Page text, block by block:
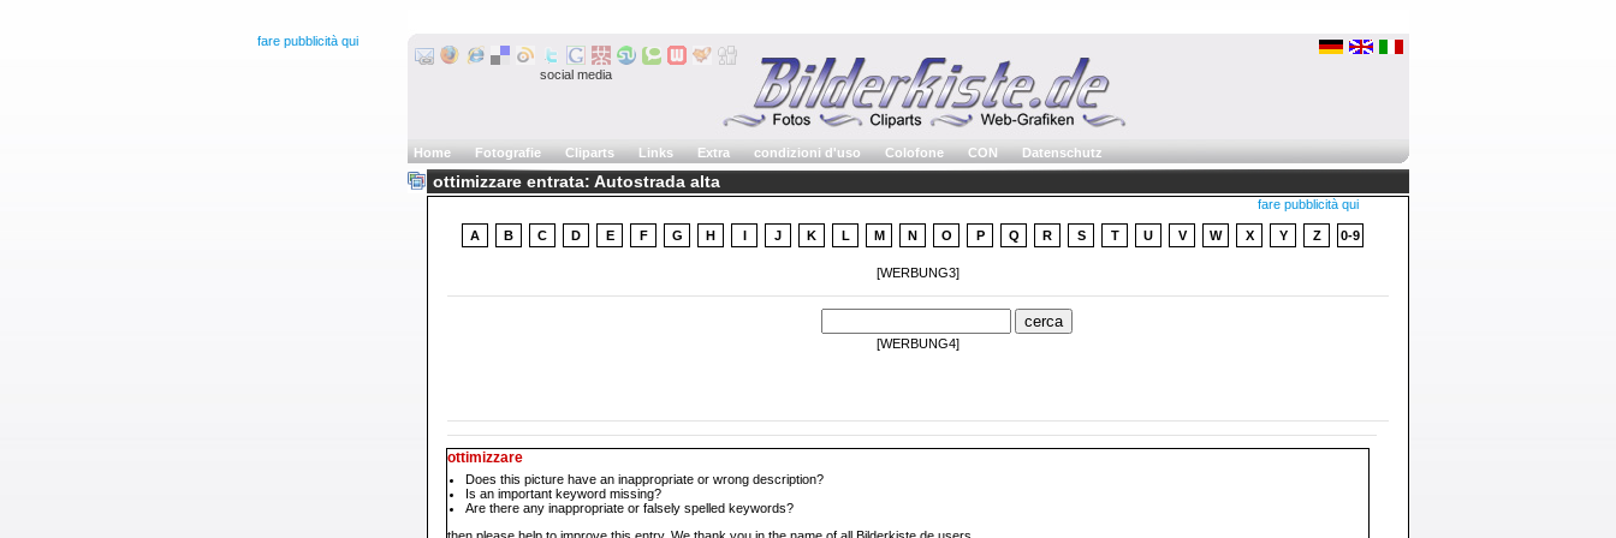
fare pubblicità qui
social media
Home Fotografie Cliparts Links Extra condizioni d'uso Colofone CON Datenschutz
ottimizzare entrata: Autostrada alta
fare pubblicità qui
A B C D E F G H I J K L M N O P Q R S T U V W X Y Z 0-9
[WERBUNG3]
[WERBUNG4]
ottimizzare
Does this picture have an inappropriate or wrong description?
Is an important keyword missing?
Are there any inappropriate or falsely spelled keywords?